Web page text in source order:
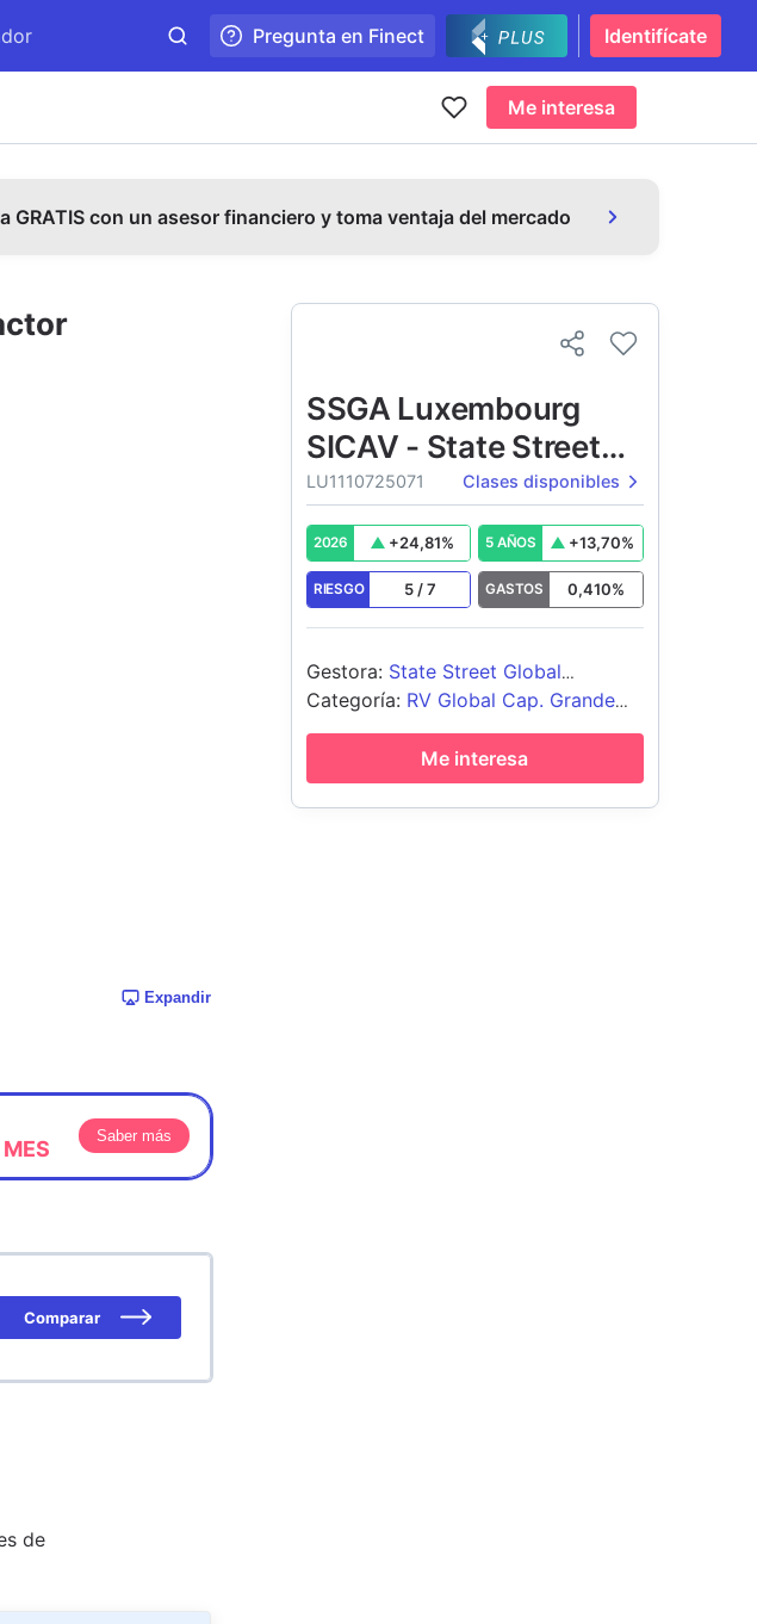
Pregunta en Finect Identifícate
Me interesa
con un asesor financiero y toma ventaja del mercado
Expandir
Saber más
Comparar
de
SSGA Luxembourg
SICAV - State Street
Multi-Factor Global
Equity Fund
LU1110725071 Clases disponibles
2026 +24,81% 5 AÑOS +13,70%
RIESGO 5/7 GASTOS 0,410%
Gestora: State Street Global
Advisors Europe Limited
Categoría: RV Global Cap. Grande
Blend
Me interesa